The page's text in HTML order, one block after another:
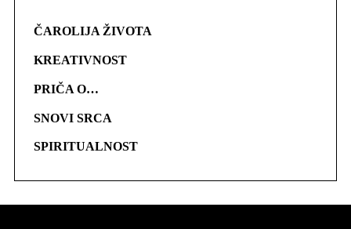
ČAROLIJA ŽIVOTA
KREATIVNOST
PRIČA O…
SNOVI SRCA
SPIRITUALNOST